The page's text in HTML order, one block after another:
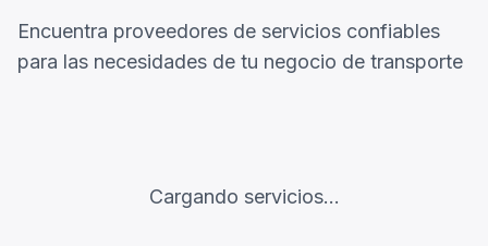
Encuentra proveedores de servicios confiables
para las necesidades de tu negocio de transporte
Cargando servicios...